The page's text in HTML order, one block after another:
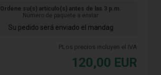
Ordene su(s) artículo(s) antes de las 3 p.m.
Número de paquete a enviar
Su pedido será enviado el mandag
PLos precios incluyen el IVA
120,00 EUR